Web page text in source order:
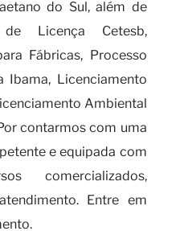
do Sul, além de
de Licença Cetesb,
Fábricas, Processo
Ibama, Licenciamento
Ambiental
contarmos com uma
e equipada com
comercializados,
Entre em